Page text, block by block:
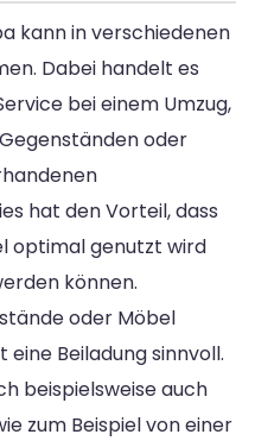
kann in verschiedenen
Dabei handelt es
bei einem Umzug,
oder
hat den Vorteil, dass
optimal genutzt wird
können.
oder Möbel
Beiladung sinnvoll.
beispielsweise auch
zum Beispiel von einer